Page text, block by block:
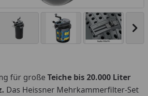
für große Teiche bis 20.000 Liter
Das Heissner Mehrkammerfilter-Set